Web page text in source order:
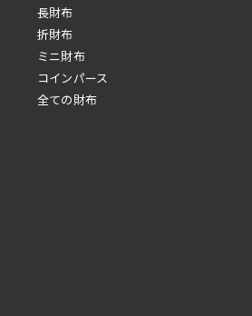
長財布
折財布
ミニ財布
コインパース
全ての財布